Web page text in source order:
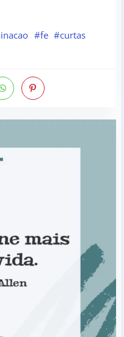
#fe #curtas